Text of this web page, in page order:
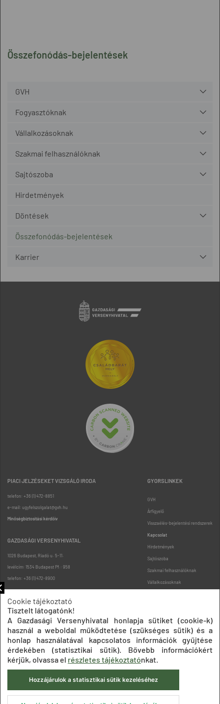
Összefonódás-bejelentések
GVH
Fogyasztóknak
Vállalkozásoknak
Szakmai felhasználóknak
Sajtószoba
Hirdetmények
Döntések
Összefonódás-bejelentések
Karrier
PIACI JELZÉSEKET VIZSGÁLÓ IRODA
telefon: +36 (1) 472-8851
e-mail: ugyfelszolgalat@gvh.hu
Minőségbiztosítási kérdőív
GAZDASÁGI VERSENYHIVATAL
1026 Budapest, Riadó u. 5-11.
levélcím: 1534 Budapest Pf.: 958
telefon: +36 (1) 472-8900
GYORSLINKEK
GVH
Árfigyelő
Visszaélés-bejelentési rendszerek
Kapcsolat
Hirdetmények
Sajtószoba
Szakmai felhasználóknak
Vállalkozásoknak
Oldaltérkép
Impresszum Adatkezelési tájékoztatók
Akadálymentesítési nyilatkozat
Közadatkereső
Süti beállítások ÁSZF
Cookie tájékoztató
Tisztelt látogatónk!
A Gazdasági Versenyhivatal honlapja sütiket (cookie-k)
használ a weboldal működtetése (szükséges sütik) és a
honlap használatával kapcsolatos információk gyűjtése
érdekében (statisztikai sütik). Bővebb információkért
kérjük, olvassa el részletes tájékoztatónkat.
Hozzájárulok a statisztikai sütik kezeléséhez